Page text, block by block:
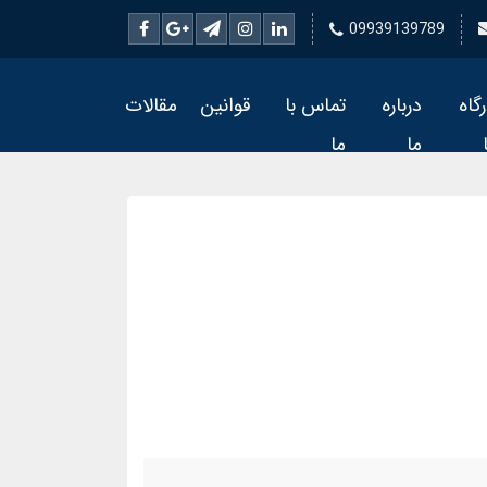
09939139789
درباره
ما
تماس با
ما
قوانین مقالات